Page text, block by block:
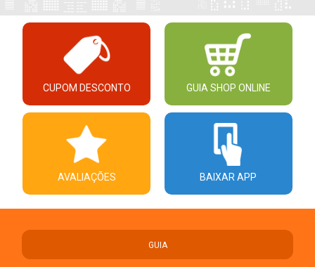
CUPOM DESCONTO GUIA SHOP ONLINE
AVALIAÇÕES BAIXAR APP
GUIA